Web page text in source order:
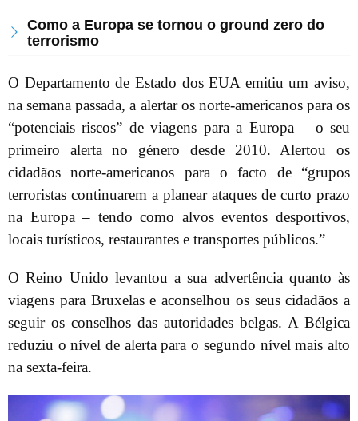
Como a Europa se tornou o ground zero do
terrorismo
O Departamento de Estado dos EUA emitiu um aviso,
na semana passada, a alertar os norte-americanos para os
“potenciais riscos” de viagens para a Europa – o seu
primeiro alerta no género desde 2010. Alertou os
cidadãos norte-americanos para o facto de “grupos
terroristas continuarem a planear ataques de curto prazo
na Europa – tendo como alvos eventos desportivos,
locais turísticos, restaurantes e transportes públicos.”
O Reino Unido levantou a sua advertência quanto às
viagens para Bruxelas e aconselhou os seus cidadãos a
seguir os conselhos das autoridades belgas. A Bélgica
reduziu o nível de alerta para o segundo nível mais alto
na sexta-feira.